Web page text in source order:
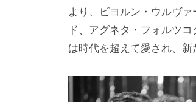
a
より、ビヨルン・ウルヴ
ド、アグネタ・フォルツ
は時代を超えて愛され、新